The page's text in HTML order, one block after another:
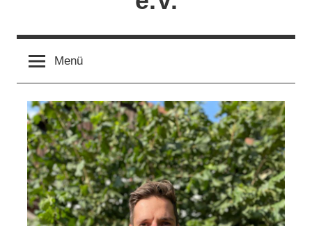
Menü